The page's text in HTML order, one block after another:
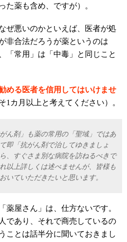
た薬も含め、ですが）。
ぜ悪いのかといえば、医者が処
非合法だろうが薬というのは
「常用」は「中毒」と同じこと
める医者を信用してはいけませ
1カ月以上と考えてください）。
ん剤」も薬の常用の「聖域」ではあ
即「抗がん剤で治してゆきましょ
、すぐさま別な病院を訪ねるべきで
以上詳しくは述べませんが、皆様も
いていただきたいと思います。
屋さん」は、仕方ないです。
であり、それで商売しているの
ことは話半分に聞いておきまし